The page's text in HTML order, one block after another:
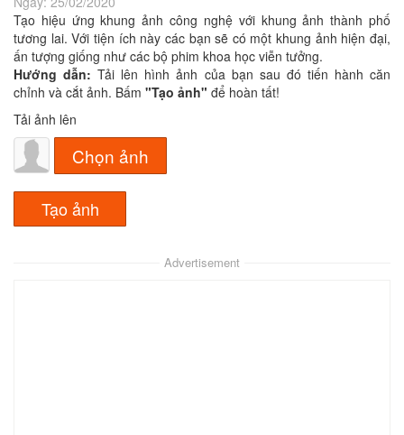
Tạo hiệu ứng khung ảnh công nghệ với khung ảnh thành phố
tương lai. Với tiện ích này các bạn sẽ có một khung ảnh hiện đại,
ấn tượng giống như các bộ phim khoa học viễn tưởng.
Hướng dẫn: Tải lên hình ảnh của bạn sau đó tiến hành căn
chỉnh và cắt ảnh. Bấm "Tạo ảnh" để hoàn tất!
Tải ảnh lên
Chọn ảnh
Advertisement